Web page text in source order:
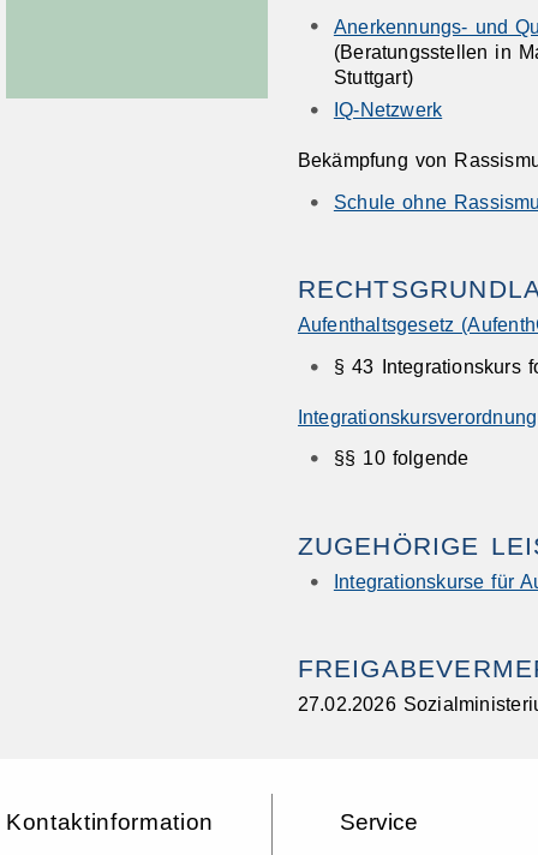
Anerkennungs- und
(Beratungsstellen in
Stuttgart)
IQ-Netzwerk
Bekämpfung von
Schule ohne
Aufenthaltsgesetz
§ 43 Integrationskurs
§§ 10 folgende
ZUGEHÖRIGE
Integrationskurse für
27.02.2026
Kontaktinformation Service